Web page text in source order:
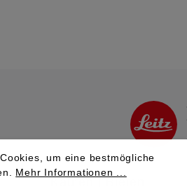
um eine bestmögliche
Mehr Informationen ...